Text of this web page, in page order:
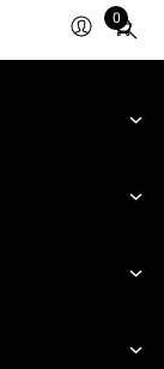
0
Total
items
cart: